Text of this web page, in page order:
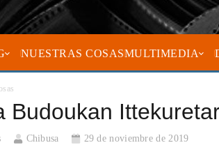
NUESTRAS COSASMULTIMEDIA
Budoukan
Chibusa 29 de noviembre de 2019